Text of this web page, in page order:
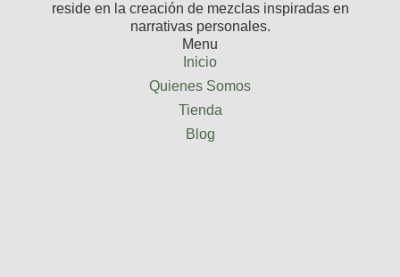
Menu
Inicio
Quienes Somos
Tienda
Blog
reside en la creación de mezclas inspiradas en
narrativas personales.